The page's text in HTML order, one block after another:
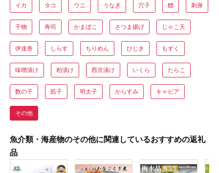
イカ タコ ウニ うなぎ 穴子 鱧 刺身
干物 寿司 かまぼこ さつま揚げ じゃこ天
伊達巻 しらす ちりめん ひじき もずく
味噌漬け 粕漬け 西京漬け いくら たらこ
数の子 筋子 明太子 からすみ キャビア
その他
魚介類・海産物のその他に関連しているおすすめの返礼
品